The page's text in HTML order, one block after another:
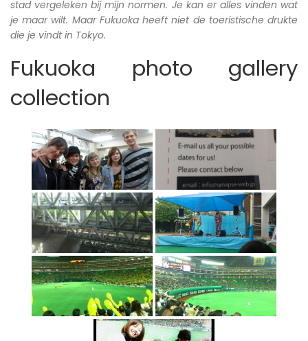
stad vergeleken bij mijn normen. Je kan er alles vinden wat
je maar wilt. Maar Fukuoka heeft niet de toeristische drukte
die je vindt in Tokyo.
Fukuoka photo gallery
collection